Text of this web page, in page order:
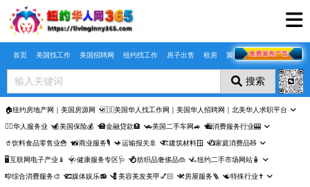
Skip to main content
首页 美国找工作 美国招聘网 纽约找工作 房子出售 租房 聚合页
搜索
🏠纽约房地产网｜美国房源网 🇺🇸美国华人找工作网｜美国华人招聘网｜北美华人求职平台
🤵‍♀️华人服务业 💰美国保险💰 🏦金融贷款🏦 🚗美国二手车网🚙 🛍️消费服务行业🎰
🥤饮料食品零售业🍟 📸商业服务🎙️ ✈️运输报关🚢 🏗️建筑材料🪟 📺家庭消费品🧸
🖥️互联网电子产业📱 🩺健康服务专区🩺 💍纺织品奢侈品👜 🛴纽约二手市场网站🧴
🎼综合消费服务🎨 🎞️媒体娱乐📻 💈美容美发美甲💅🏻 ⚒️房屋服务🪜 ☯️特殊行业✝️